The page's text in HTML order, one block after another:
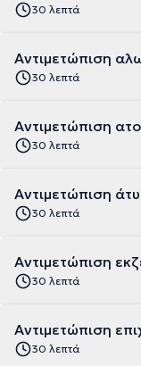
30 λεπτά
Αντιμετώπιση
30 λεπτά
Αντιμετώπιση
30 λεπτά
Αντιμετώπιση
30 λεπτά
Αντιμετώπιση
30 λεπτά
Αντιμετώπιση
30 λεπτά